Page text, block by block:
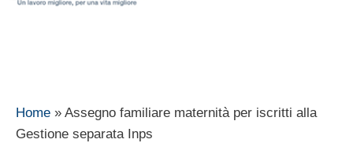
Home » Assegno familiare maternità per iscritti alla
Gestione separata Inps